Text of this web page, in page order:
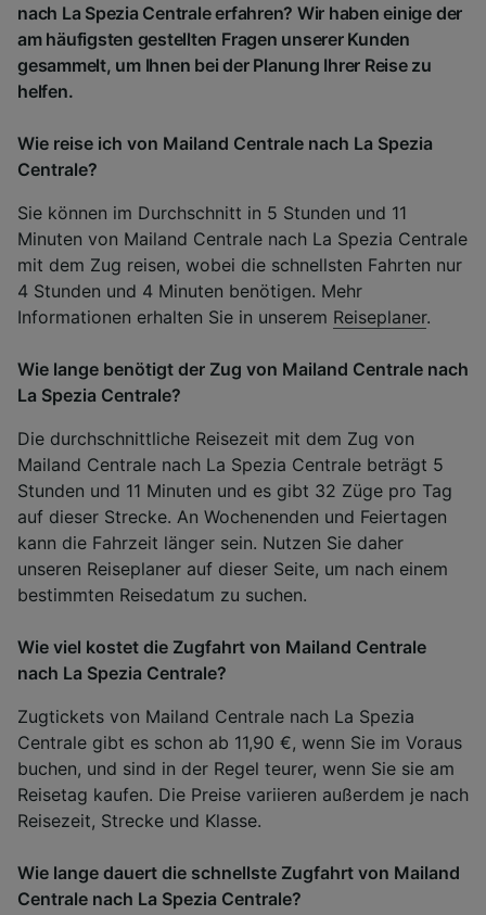
nach La Spezia Centrale erfahren? Wir haben einige der
am häufigsten gestellten Fragen unserer Kunden
gesammelt, um Ihnen bei der Planung Ihrer Reise zu
helfen.
Wie reise ich von Mailand Centrale nach La Spezia
Centrale?
Sie können im Durchschnitt in 5 Stunden und 11
Minuten von Mailand Centrale nach La Spezia Centrale
mit dem Zug reisen, wobei die schnellsten Fahrten nur
4 Stunden und 4 Minuten benötigen. Mehr
Informationen erhalten Sie in unserem Reiseplaner.
Wie lange benötigt der Zug von Mailand Centrale nach
La Spezia Centrale?
Die durchschnittliche Reisezeit mit dem Zug von
Mailand Centrale nach La Spezia Centrale beträgt 5
Stunden und 11 Minuten und es gibt 32 Züge pro Tag
auf dieser Strecke. An Wochenenden und Feiertagen
kann die Fahrzeit länger sein. Nutzen Sie daher
unseren Reiseplaner auf dieser Seite, um nach einem
bestimmten Reisedatum zu suchen.
Wie viel kostet die Zugfahrt von Mailand Centrale
nach La Spezia Centrale?
Zugtickets von Mailand Centrale nach La Spezia
Centrale gibt es schon ab 11,90 €, wenn Sie im Voraus
buchen, und sind in der Regel teurer, wenn Sie sie am
Reisetag kaufen. Die Preise variieren außerdem je nach
Reisezeit, Strecke und Klasse.
Wie lange dauert die schnellste Zugfahrt von Mailand
Centrale nach La Spezia Centrale?